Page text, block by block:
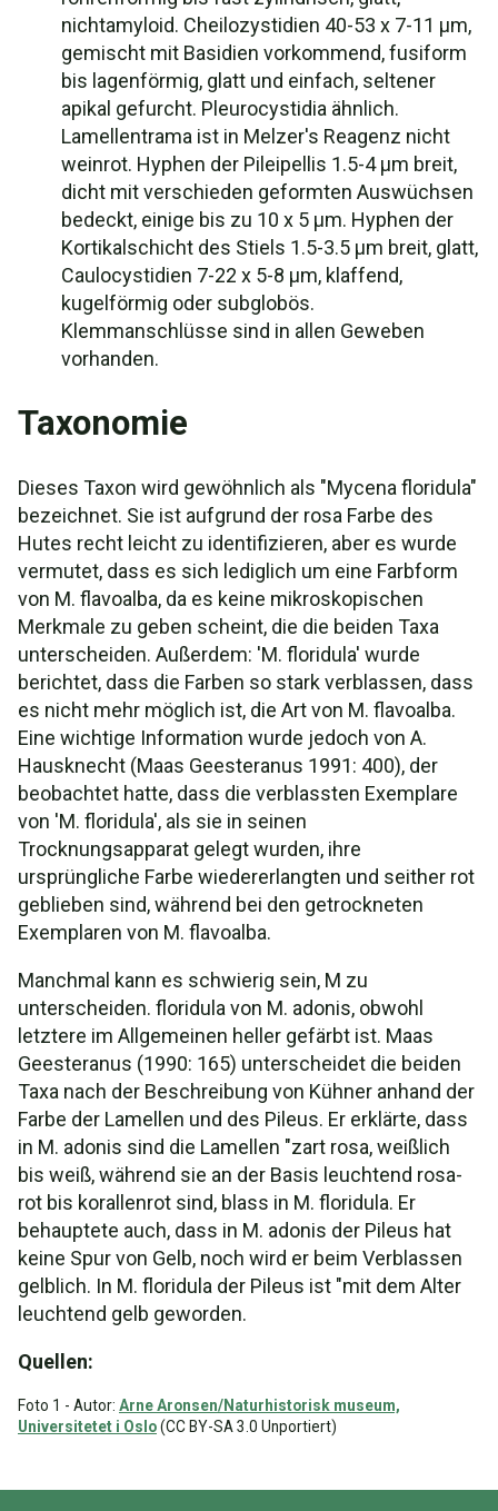
nichtamyloid. Cheilozystidien 40-53 x 7-11 μm,
gemischt mit Basidien vorkommend, fusiform
bis lagenförmig, glatt und einfach, seltener
apikal gefurcht. Pleurocystidia ähnlich.
Lamellentrama ist in Melzer's Reagenz nicht
weinrot. Hyphen der Pileipellis 1.5-4 μm breit,
dicht mit verschieden geformten Auswüchsen
bedeckt, einige bis zu 10 x 5 μm. Hyphen der
Kortikalschicht des Stiels 1.5-3.5 μm breit, glatt,
Caulocystidien 7-22 x 5-8 μm, klaffend,
kugelförmig oder subglobös.
Klemmanschlüsse sind in allen Geweben
vorhanden.
Taxonomie
Dieses Taxon wird gewöhnlich als "Mycena floridula"
bezeichnet. Sie ist aufgrund der rosa Farbe des
Hutes recht leicht zu identifizieren, aber es wurde
vermutet, dass es sich lediglich um eine Farbform
von M. flavoalba, da es keine mikroskopischen
Merkmale zu geben scheint, die die beiden Taxa
unterscheiden. Außerdem: 'M. floridula' wurde
berichtet, dass die Farben so stark verblassen, dass
es nicht mehr möglich ist, die Art von M. flavoalba.
Eine wichtige Information wurde jedoch von A.
Hausknecht (Maas Geesteranus 1991: 400), der
beobachtet hatte, dass die verblassten Exemplare
von 'M. floridula', als sie in seinen
Trocknungsapparat gelegt wurden, ihre
ursprüngliche Farbe wiedererlangten und seither rot
geblieben sind, während bei den getrockneten
Exemplaren von M. flavoalba.
Manchmal kann es schwierig sein, M zu
unterscheiden. floridula von M. adonis, obwohl
letztere im Allgemeinen heller gefärbt ist. Maas
Geesteranus (1990: 165) unterscheidet die beiden
Taxa nach der Beschreibung von Kühner anhand der
Farbe der Lamellen und des Pileus. Er erklärte, dass
in M. adonis sind die Lamellen "zart rosa, weißlich
bis weiß, während sie an der Basis leuchtend rosa-
rot bis korallenrot sind, blass in M. floridula. Er
behauptete auch, dass in M. adonis der Pileus hat
keine Spur von Gelb, noch wird er beim Verblassen
gelblich. In M. floridula der Pileus ist "mit dem Alter
leuchtend gelb geworden.
Quellen:
Foto 1 - Autor: Arne Aronsen/Naturhistorisk museum,
Universitetet i Oslo(CC BY-SA 3.0 Unportiert)